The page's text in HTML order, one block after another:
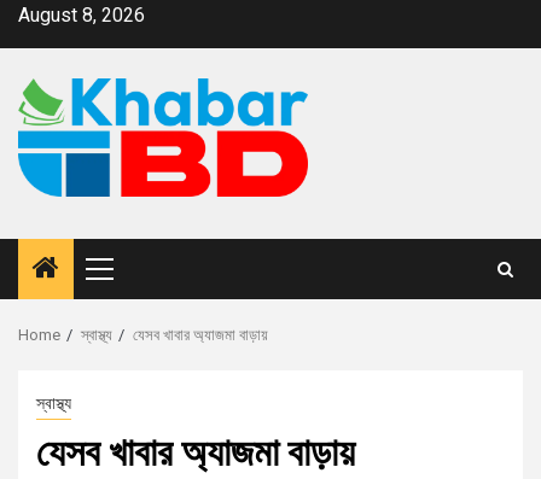
August 8, 2026
Home স্বাস্থ্য যেসব খাবার অ্যাজমা বাড়ায়
স্বাস্থ্য
যেসব খাবার অ্যাজমা বাড়ায়